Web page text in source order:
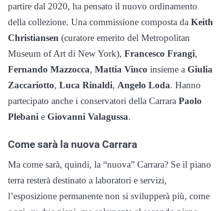
partire dal 2020, ha pensato il nuovo ordinamento
della collezione. Una commissione composta da Keith
Christiansen (curatore emerito del Metropolitan
Museum of Art di New York), Francesco Frangi,
Fernando Mazzocca, Mattia Vinco insieme a Giulia
Zaccariotto, Luca Rinaldi, Angelo Loda. Hanno
partecipato anche i conservatori della Carrara Paolo
Plebani e Giovanni Valagussa.
Come sarà la nuova Carrara
Ma come sarà, quindi, la “nuova” Carrara? Se il piano
terra resterà destinato a laboratori e servizi,
l’esposizione permanente non si svilupperà più, come